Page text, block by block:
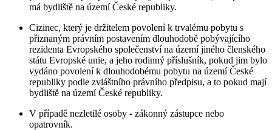
má bydliště na území České republiky.
Cizinec, který je držitelem povolení k trvalému pobytu s
přiznaným právním postavením dlouhodobě pobývajícího
rezidenta Evropského společenství na území jiného členského
státu Evropské unie, a jeho rodinný příslušník, pokud jim bylo
vydáno povolení k dlouhodobému pobytu na území České
republiky podle zvláštního právního předpisu, a to pokud mají
bydliště na území České republiky.
V případě nezletilé osoby - zákonný zástupce nebo
opatrovník.